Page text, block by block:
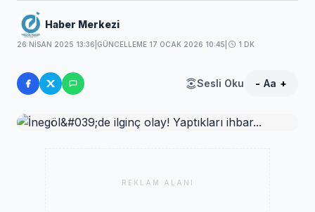
Haber Merkezi
26 NISAN 2025 13:36 GÜNCELLEME 17 OCAK 2026 10:45 1 DK
Sesli Oku - Aa +
REKLAM ALANI